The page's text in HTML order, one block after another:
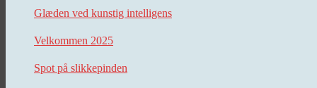
Glæden ved kunstig intelligens
Velkommen 2025
Spot på slikkepinden